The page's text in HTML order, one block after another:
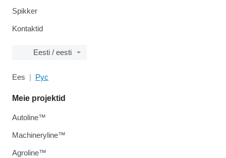
Spikker
Kontaktid
Eesti / eesti
Ees Рус
Meie projektid
Autoline™
Machineryline™
Agroline™